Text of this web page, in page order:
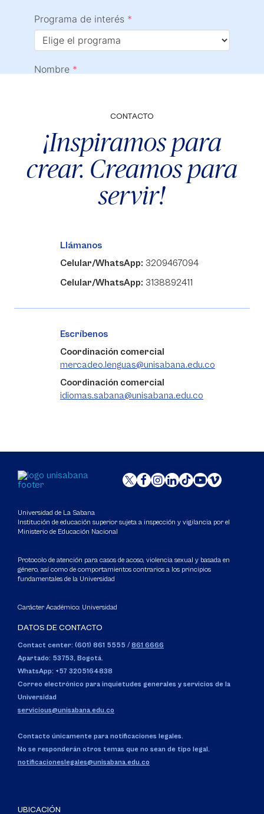
CONTACTO
¡Inspiramos para
crear. Creamos para
servir!
Llámanos
Celular/WhatsApp: 3209467094
Celular/WhatsApp: 3138892411
Escríbenos
Coordinación comercial
mercadeo.lenguas@unisabana.edu.co
Coordinación comercial
idiomas.sabana@unisabana.edu.co
Universidad de La Sabana
Institución de educación superior sujeta a inspección y vigilancia por el
Ministerio de Educación Nacional
Protocolo de atención para casos de acoso, violencia sexual y basada en
género, así como de comportamientos contrarios a los principios
fundamentales de la Universidad
Carácter Académico: Universidad
DATOS DE CONTACTO
Contact center: (601) 861 5555 / 861 6666
Apartado: 53753, Bogotá.
WhatsApp: +57 3205164838
Correo electrónico para inquietudes generales y servicios de la
Universidad
servicious@unisabana.edu.co
Contacto únicamente para notificaciones legales.
No se responderán otros temas que no sean de tipo legal.
notificacioneslegales@unisabana.edu.co
UBICACIÓN